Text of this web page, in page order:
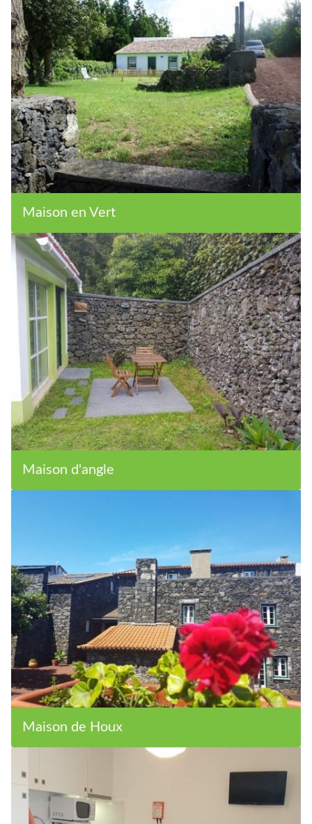
Maison en Vert
Maison d'angle
Maison de Houx